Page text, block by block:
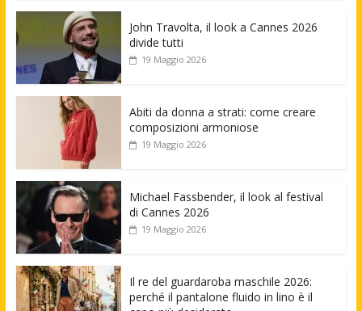
John Travolta, il look a Cannes 2026
divide tutti
19 Maggio 2026
Abiti da donna a strati: come creare
composizioni armoniose
19 Maggio 2026
Michael Fassbender, il look al festival
di Cannes 2026
19 Maggio 2026
Il re del guardaroba maschile 2026:
perché il pantalone fluido in lino è il